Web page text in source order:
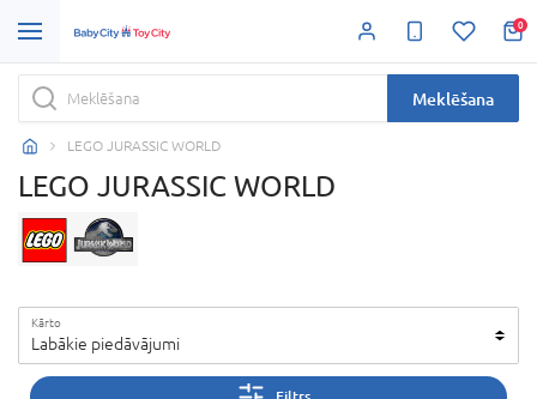
0
Meklēšana
LEGO JURASSIC WORLD
LEGO JURASSIC WORLD
Kārto
Labākie piedāvājumi